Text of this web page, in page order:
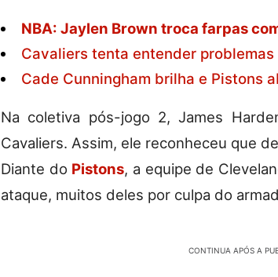
NBA: Jaylen Brown troca farpas
Cavaliers tenta entender
Cade Cunningham brilha e Pistons
Na coletiva pós-jogo 2, James
Cavaliers. Assim, ele reconheceu que
Diante do Pistons, a equipe de
ataque, muitos deles por culpa do
CONTINUA APÓS A